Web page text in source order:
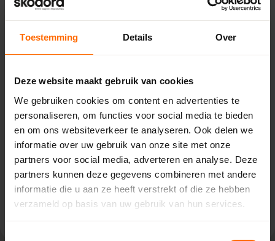
Toestemming Details Over
Deze website maakt gebruik van cookies
We gebruiken cookies om content en advertenties te
personaliseren, om functies voor social media te bieden
en om ons websiteverkeer te analyseren. Ook delen we
informatie over uw gebruik van onze site met onze
partners voor social media, adverteren en analyse. Deze
partners kunnen deze gegevens combineren met andere
informatie die u aan ze heeft verstrekt of die ze hebben
verzameld op basis van uw gebruik van hun services.
Pick-up point
0513335000
oosterwolde@skodora.nl
Selecteren als mijn vestiging
Bekijk vestiging info